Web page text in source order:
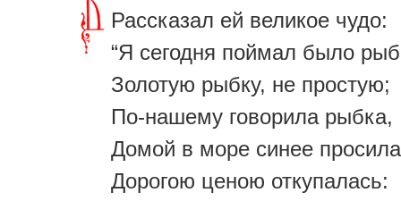
Рассказал ей великое чудо:
“Я сегодня поймал было
Золотую рыбку, не простую;
По-нашему говорила рыбка,
Домой в море синее
Дорогою ценою откупалась: